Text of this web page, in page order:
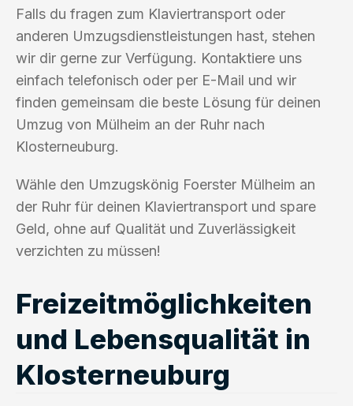
Falls du fragen zum Klaviertransport oder
anderen Umzugsdienstleistungen hast, stehen
wir dir gerne zur Verfügung. Kontaktiere uns
einfach telefonisch oder per E-Mail und wir
finden gemeinsam die beste Lösung für deinen
Umzug von Mülheim an der Ruhr nach
Klosterneuburg.
Wähle den Umzugskönig Foerster Mülheim an
der Ruhr für deinen Klaviertransport und spare
Geld, ohne auf Qualität und Zuverlässigkeit
verzichten zu müssen!
Freizeitmöglichkeiten
und Lebensqualität in
Klosterneuburg